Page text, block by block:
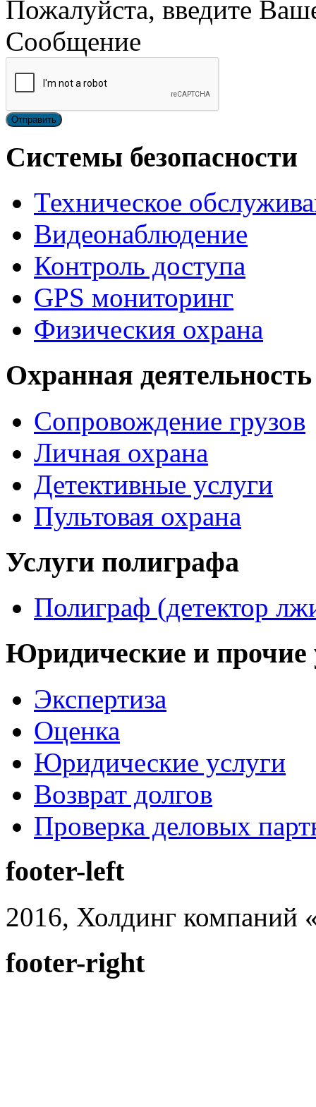
Пожалуйста, введите
Сообщение
Системы безопасности
Техническое
Видеонаблюдение
Контроль доступа
GPS мониторинг
Физическия охрана
Охранная деятельность
Сопровождение грузов
Личная охрана
Детективные услуги
Пультовая охрана
Услуги полиграфа
Полиграф (детектор
Юридические и прочие
Экспертиза
Оценка
Юридические услуги
Возврат долгов
Проверка деловых
footer-left
2016, Холдинг компаний
footer-right